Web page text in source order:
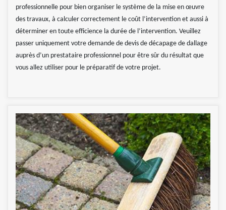
professionnelle pour bien organiser le système de la mise en œuvre
des travaux, à calculer correctement le coût l’intervention et aussi à
déterminer en toute efficience la durée de l’intervention. Veuillez
passer uniquement votre demande de devis de décapage de dallage
auprès d’un prestataire professionnel pour être sûr du résultat que
vous allez utiliser pour le préparatif de votre projet.